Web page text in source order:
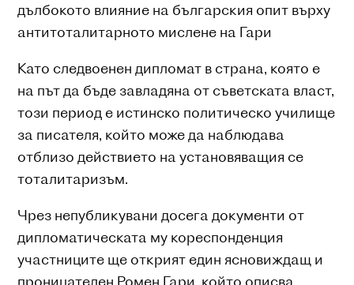
дълбокото влияние на българския опит върху
антитоталитарното мислене на Гари
Като следвоенен дипломат в страна, която е
на път да бъде завладяна от съветската власт,
този период е истинско политическо училище
за писателя, който може да наблюдава
отблизо действието на установяващия се
тоталитаризъм.
Чрез непубликувани досега документи от
дипломатическата му кореспонденция
участниците ще открият един ясновиждащ и